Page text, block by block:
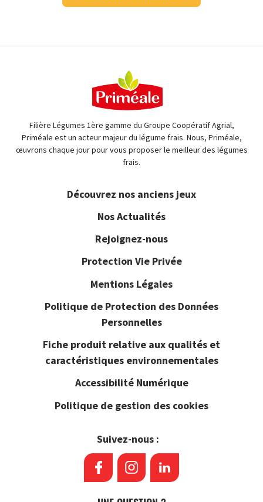
Filière Légumes 1ère gamme du Groupe Coopératif Agrial,
Priméale est un acteur majeur du légume frais. Nous, Priméale,
œuvrons chaque jour pour vous proposer le meilleur des légumes
frais.
Découvrez nos anciens jeux
Nos Actualités
Rejoignez-nous
Protection Vie Privée
Mentions Légales
Politique de Protection des Données
Personnelles
Fiche produit relative aux qualités et
caractéristiques environnementales
Accessibilité Numérique
Politique de gestion des cookies
Suivez-nous :